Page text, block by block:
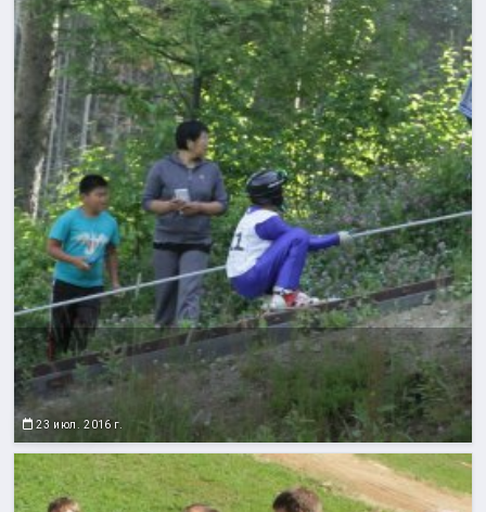
23 июл. 2016 г.